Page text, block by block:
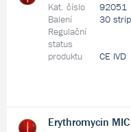
Kat. číslo
92051
Balení
30
Regulační
status
produktu
CE IVD
Erythromycin